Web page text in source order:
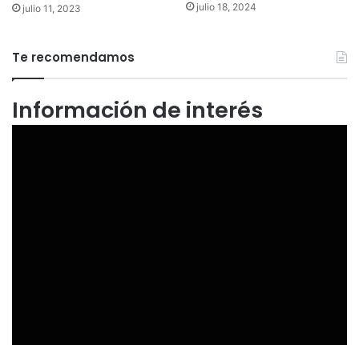
julio 11, 2023 julio 18, 2024
Te recomendamos
Información de interés